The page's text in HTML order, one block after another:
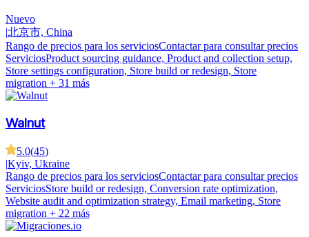
Nuevo
|北京市, China
Rango de precios para los serviciosContactar para consultar precios
ServiciosProduct sourcing guidance, Product and collection setup,
Store settings configuration, Store build or redesign, Store
migration + 31 más
Walnut
5.0(45)
|Kyiv, Ukraine
Rango de precios para los serviciosContactar para consultar precios
ServiciosStore build or redesign, Conversion rate optimization,
Website audit and optimization strategy, Email marketing, Store
migration + 22 más